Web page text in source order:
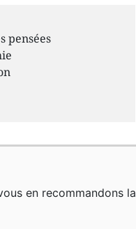
pensées
en recommandons la